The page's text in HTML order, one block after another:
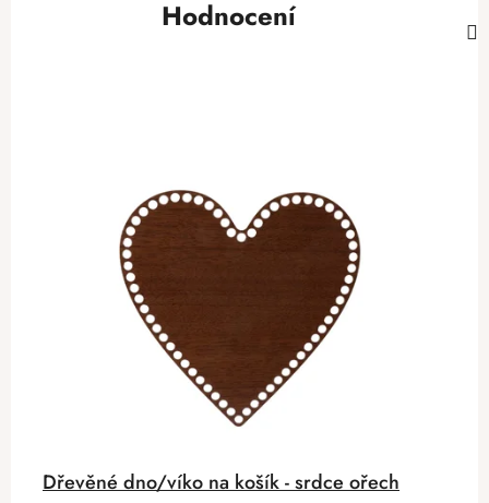
Hodnocení
Dřevěné dno/víko na košík - srdce ořech